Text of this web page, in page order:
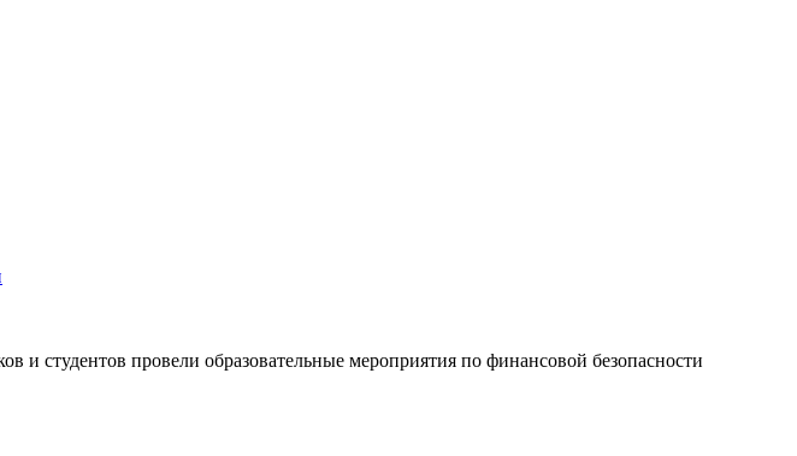
и студентов провели образовательные мероприятия по финансовой безопасности